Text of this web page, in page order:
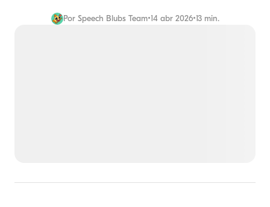
Por Speech Blubs Team•14 abr 2026•13 min.